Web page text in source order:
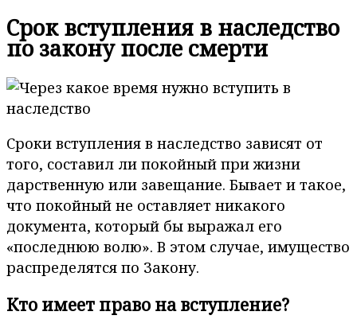
Срок вступления в наследство
по закону после смерти
Сроки вступления в наследство зависят от
того, составил ли покойный при жизни
дарственную или завещание. Бывает и такое,
что покойный не оставляет никакого
документа, который бы выражал его
«последнюю волю». В этом случае, имущество
распределятся по Закону.
Кто имеет право на вступление?